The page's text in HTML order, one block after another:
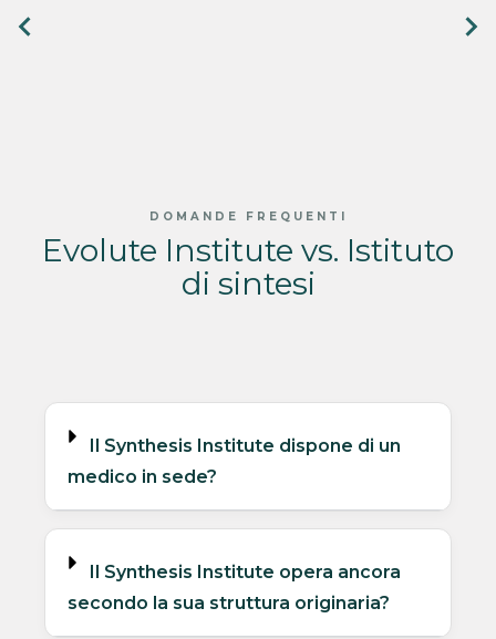
DOMANDE FREQUENTI
Evolute Institute vs. Istituto
di sintesi
Il Synthesis Institute dispone di un
medico in sede?
Il Synthesis Institute opera ancora
secondo la sua struttura originaria?